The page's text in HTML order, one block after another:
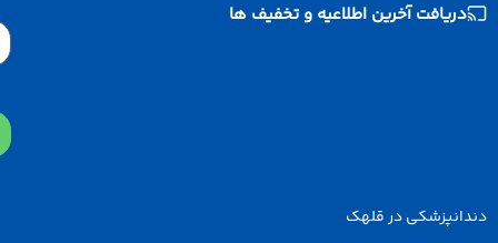
دریافت آخرین اطلاعیه و تخفیف ها
در قلهک